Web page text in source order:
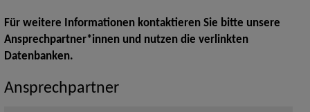
Für weitere Informationen kontaktieren Sie bitte unsere
Ansprechpartner*innen und nutzen die verlinkten
Datenbanken.
Ansprechpartner